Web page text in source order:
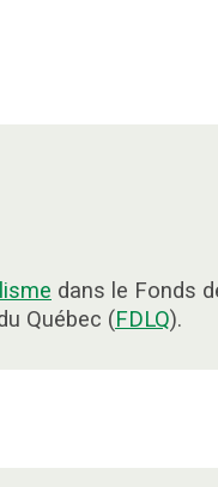
dans le Fonds
Québec (FDLQ).